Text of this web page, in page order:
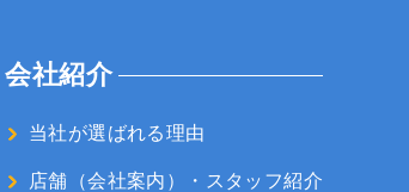
会社紹介
当社が選ばれる理由
店舗（会社案内）・スタッフ紹介